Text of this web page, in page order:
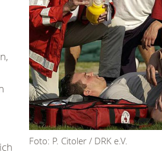
Foto: P. Citoler / DRK e.V.